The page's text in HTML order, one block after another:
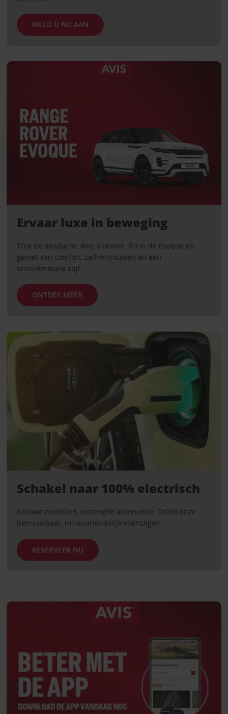
MELD U NU AAN
Ervaar luxe in beweging
Trek de aandacht. Reis slimmer. Rij in de Evoque en
geniet van comfort, zelfvertrouwen en een
onmiskenbare stijl.
ONTDEK MEER
Schakel naar 100% electrisch
Nieuwe modellen, verlengde autonomie. Ontek onze
betrouwbaar, milieuvriendelijk voertuigen.
RESERVEER NU